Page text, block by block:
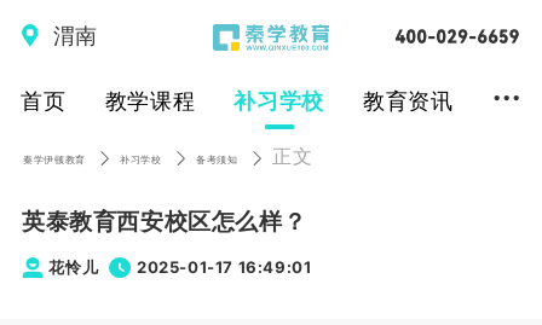
渭南
首页 教学课程 补习学校 教育资讯 ...
秦学伊顿教育 补习学校 备考须知 正文
英泰教育西安校区怎么样？
花怜儿 2025-01-17 16:49:01